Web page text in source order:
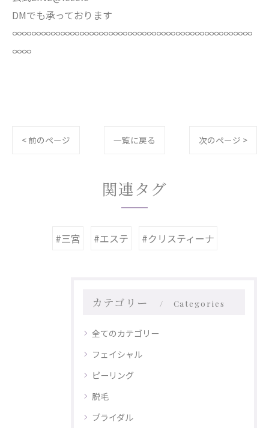
DMでも承っております
∞∞∞∞∞∞∞∞∞∞∞∞∞∞∞∞∞∞∞∞∞∞∞∞∞
∞∞
< 前のページ 一覧に戻る 次のページ >
関連タグ
#三宮 #エステ #クリスティーナ
カテゴリー Categories
全てのカテゴリー
フェイシャル
ピーリング
脱毛
ブライダル